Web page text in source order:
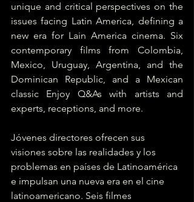
unique and critical perspectives on the
issues facing Latin America, defining a
new era for Lain America cinema. Six
contemporary films from Colombia,
Mexico, Uruguay, Argentina, and the
Dominican Republic, and a Mexican
classic Enjoy Q&As with artists and
experts, receptions, and more.
Jóvenes directores ofrecen sus
visiones sobre las realidades y los
problemas en países de Latinoamérica
e impulsan una nueva era en el cine
latinoamericano. Seis filmes